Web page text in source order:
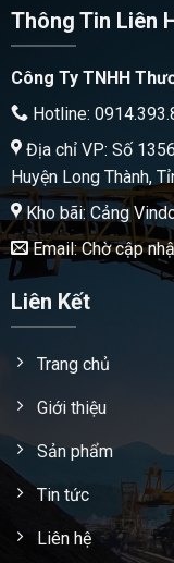
Thông Tin Liên
Công Ty TNHH
Hotline:
Địa chỉ VP: Số
Huyện Long Thành,
Kho bãi: Cảng
Email: Chờ cập
Liên Kết
Trang chủ
Giới thiệu
Sản phẩm
Tin tức
Liên hệ